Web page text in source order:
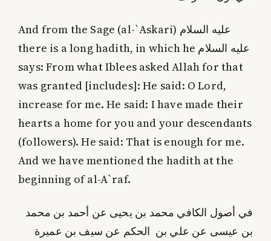
And from the Sage (al-`Askari) عليه السلام
there is a long hadith, in which he عليه السلام
says: From what Iblees asked Allah for that
was granted [includes]: He said: O Lord,
increase for me. He said: I have made their
hearts a home for you and your descendants
(followers). He said: That is enough for me.
And we have mentioned the hadith at the
beginning of al-A`raf.
بن عيسى عن علي بن الحكم عن سيف بن عميرة